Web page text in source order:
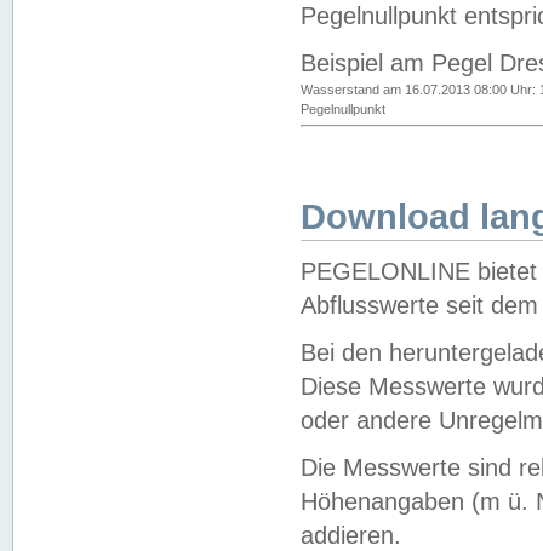
Pegelnullpunkt
Beispiel am Pegel
Wasserstand am 16.07.2013 08:00 Uhr:
Pegelnullpunkt
Download
PEGELONLINE
Abflusswerte seit
Bei den
Diese Messwerte
oder andere
Die Messwerte sind
Höhenangaben (m ü.
addieren.